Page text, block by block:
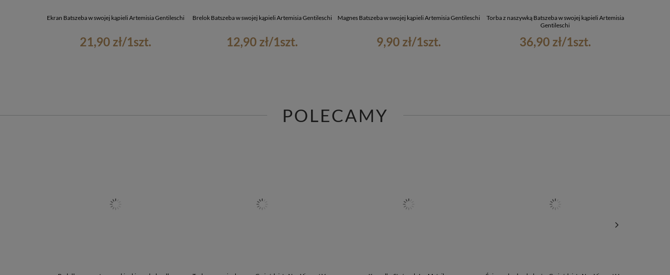
Ekran Batszeba w swojej kąpieli Artemisia Gentileschi
21,90 zł/1szt.
Brelok Batszeba w swojej kąpieli Artemisia Gentileschi
12,90 zł/1szt.
Magnes Batszeba w swojej kąpieli Artemisia Gentileschi
9,90 zł/1szt.
Torba z naszywką Batszeba w swojej kąpieli Artemisia
Gentileschi
36,90 zł/1szt.
POLECAMY